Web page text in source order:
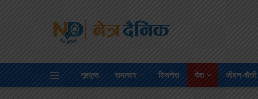
गृहपृष्ठ समाचार विजनेस देश जीवन-शैली